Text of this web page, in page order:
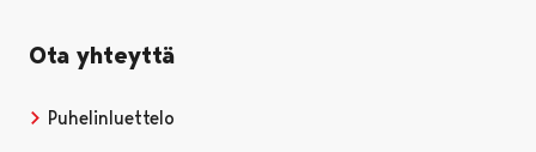
Ota yhteyttä
Puhelinluettelo